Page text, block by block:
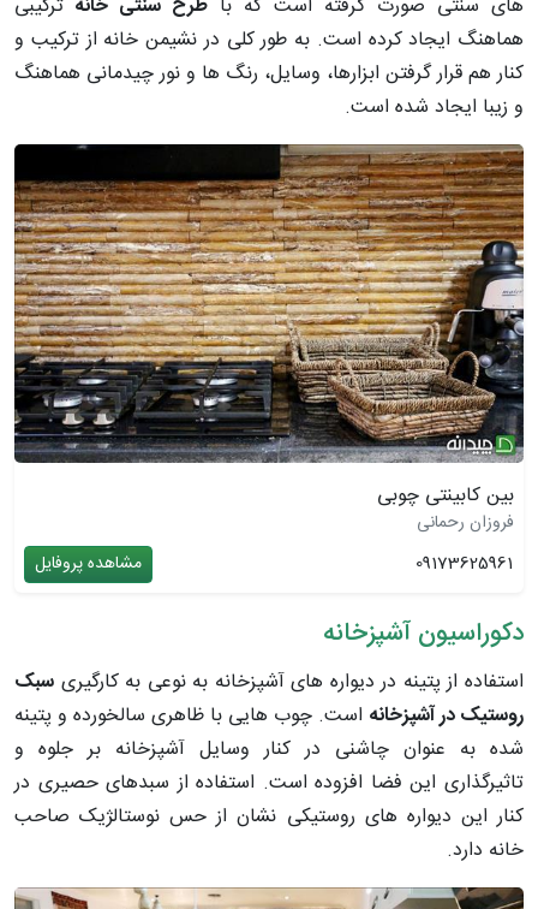
های سنتی صورت گرفته است که با طرح سنتی خانه ترکیبی
هماهنگ ایجاد کرده است. به طور کلی در نشیمن خانه از ترکیب و
کنار هم قرار گرفتن ابزارها، وسایل، رنگ ­ها و نور چیدمانی هماهنگ
و زیبا ایجاد شده است.
بین کابینتی چوبی
فروزان رحمانی
09173625961
مشاهده پروفایل
دکوراسیون آشپزخانه
استفاده از پتینه در دیواره­ های آشپزخانه به نوعی به کارگیری سبک
روستیک در آشپزخانه است. چوب ­هایی با ظاهری سالخورده و پتینه
شده به عنوان چاشنی در کنار وسایل آشپزخانه بر جلوه و
تاثیرگذاری این فضا افزوده است. استفاده از سبدهای حصیری در
کنار این دیواره­ های روستیکی نشان از حس نوستالژیک صاحب
خانه دارد.